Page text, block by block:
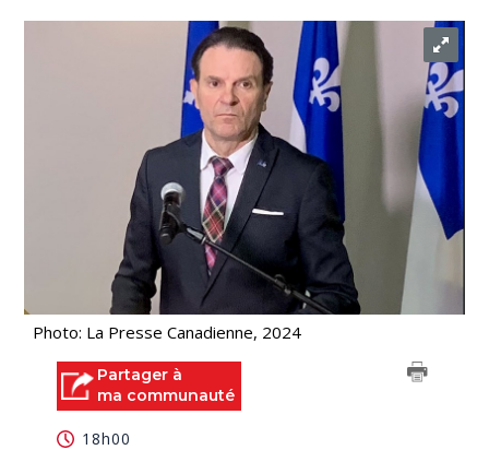
Photo: La Presse Canadienne, 2024
Partager à
ma communauté
18h00